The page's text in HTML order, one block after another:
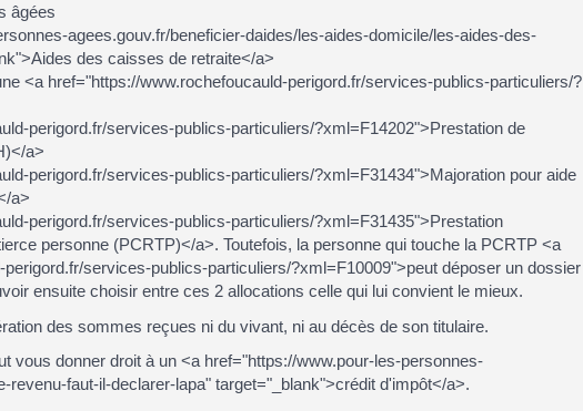
âgées
agees.gouv.fr/beneficier-daides/les-aides-domicile/les-aides-des-
des caisses de retraite</a>
<a href="https://www.rochefoucauld-perigord.fr/services-publics-particuliers/?
perigord.fr/services-publics-particuliers/?xml=F14202">Prestation de
a>
perigord.fr/services-publics-particuliers/?xml=F31434">Majoration pour aide
a>
perigord.fr/services-publics-particuliers/?xml=F31435">Prestation
personne (PCRTP)</a>. Toutefois, la personne qui touche la PCRTP <a
services-publics-particuliers/?xml=F10009">peut déposer un dossier
ensuite choisir entre ces 2 allocations celle qui lui convient le mieux.
des sommes reçues ni du vivant, ni au décès de son titulaire.
vous donner droit à un <a href="https://www.pour-les-personnes-
revenu-faut-il-declarer-lapa" target="_blank">crédit d'impôt</a>.